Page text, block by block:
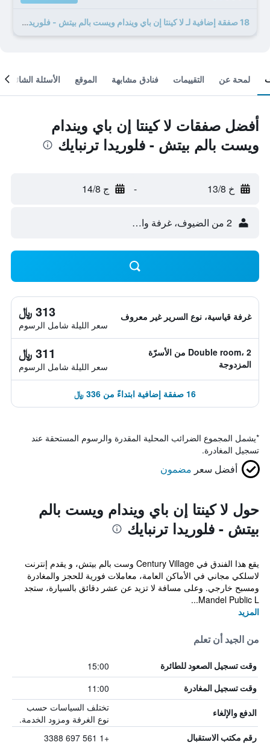
18 صفقة إضافية لـ لا كينتا إن باي ويندام ويست بالم بيتش - فلوريدا ترنبايك
لمحة عن التقييمات فنادق مشابهة الموقع الأسئلة الشائعة
أفضل صفقات لا كينتا إن باي ويندام
ويست بالم بيتش - فلوريدا ترنبايك
خ 13/8 - ج 14/8
2 من الضيوف، غرفة واحدة
غرفة قياسية، نوع السرير غير معروف 313 ﷼
سعر الليلة شامل الرسوم
Double room، 2 من الأسرّة
المزدوجة
311 ﷼
سعر الليلة شامل الرسوم
16 صفقة إضافية ابتداءً من 336 ﷼
*يشمل المجموع الضرائب المحلية المقدرة والرسوم المستحقة عند
تسجيل المغادرة.
أفضل سعر مضمون
حول لا كينتا إن باي ويندام ويست بالم
بيتش - فلوريدا ترنبايك
يقع هذا الفندق في Century Village وست بالم بيتش، و يقدم إنترنت
لاسلكي مجاني في الأماكن العامة، معاملات فورية للحجز والمغادرة
ومسبح خارجي. وعلى مسافة لا تزيد عن عشر دقائق بالسيارة، ستجد
Mandel Public L...
المزيد
من الجيد أن تعلم
وقت تسجيل الصعود للطائرة 15:00
وقت تسجيل المغادرة 11:00
الدفع والإلغاء
تختلف السياسات حسب
نوع الغرفة ومزود الخدمة.
رقم مكتب الاستقبال +1 561 697 3388